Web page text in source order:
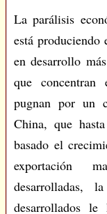
La parálisis
está produciendo
en desarrollo
que
pugnan por un
China, que
basado el
exportación
desarrolladas,
desarrollados